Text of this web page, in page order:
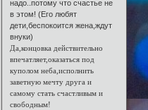
надо..потому что счастье не
в этом! (Его любят
дети,беспокоится жена,ждут
внуки)
Да,концовка действительно
впечатляет,оказаться под
куполом неба,исполнить
заветную мечту друга и
самому стать счастливым и
свободным!